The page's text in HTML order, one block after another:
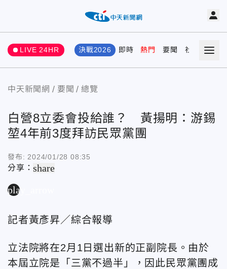
LIVE 24HR 決戰2026 即時 熱門 要聞 社會 娛樂
中天新聞網 要聞 總覽
白營8立委會投給誰？ 黃揚明：游錫
堃4年前3度拜訪民眾黨團
發布: 2024/01/28 08:35
分享：share
play_arrow
記者黃彥昇／綜合報導
立法院將在2月1日選出新的正副院長。由於
本屆立院是「三黨不過半」，因此民眾黨團成